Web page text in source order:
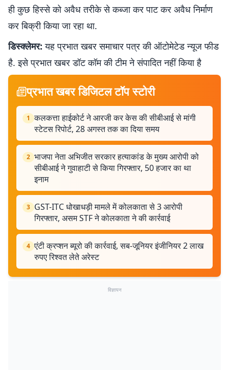
ही कुछ हिस्से को अवैध तरीके से कब्जा कर पाट कर अवैध निर्माण
कर बिक्री किया जा रहा था.
डिस्क्लेमर: यह प्रभात खबर समाचार पत्र की ऑटोमेटेड न्यूज फीड
है. इसे प्रभात खबर डॉट कॉम की टीम ने संपादित नहीं किया है
प्रभात खबर डिजिटल टॉप स्टोरी
1 कलकत्ता हाईकोर्ट ने आरजी कर केस की सीबीआई से मांगी
स्टेटस रिपोर्ट, 28 अगस्त तक का दिया समय
2 भाजपा नेता अभिजीत सरकार हत्याकांड के मुख्य आरोपी को
सीबीआई ने गुवाहाटी से किया गिरफ्तार, 50 हजार का था
इनाम
3 GST-ITC धोखाधड़ी मामले में कोलकाता से 3 आरोपी
गिरफ्तार, असम STF ने कोलकाता ने की कार्रवाई
4 एंटी क्रप्शन ब्यूरो की कार्रवाई, सब-जूनियर इंजीनियर 2 लाख
रुपए रिश्वत लेते अरेस्ट
विज्ञापन